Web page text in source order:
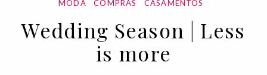
MODA COMPRAS CASAMENTOS
Wedding Season | Less
is more